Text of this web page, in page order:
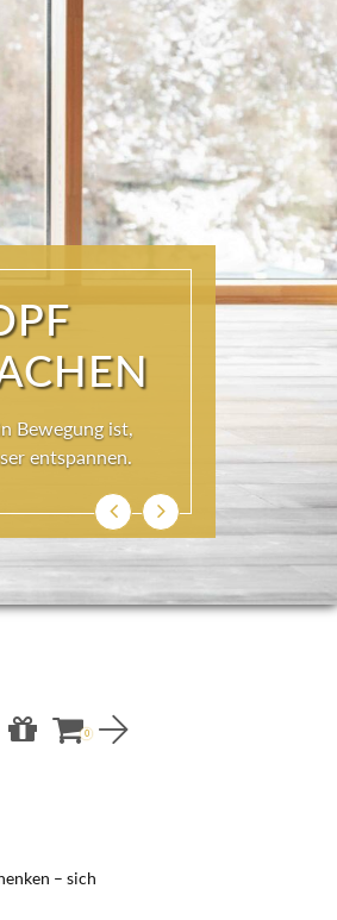
DER
SPA kann es im
das Herz ganz
weit.
ZurückWeiter